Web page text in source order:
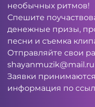
необычных ритмов!
Спешите
денежные призы,
песни и съемка
Отправляйте свои
shayanmuzik@mail.ru
Заявки
информация по